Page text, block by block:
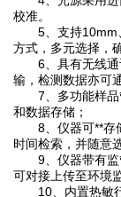
校准。
5、支持10mm
方式，多元选择，
6、具有无线通
输，检测数据亦可
7、多功能样品
和数据存储；
8、仪器可**存储
时间检索，并随意
9、仪器带有监
可对接上传至环境
10、内置热敏行